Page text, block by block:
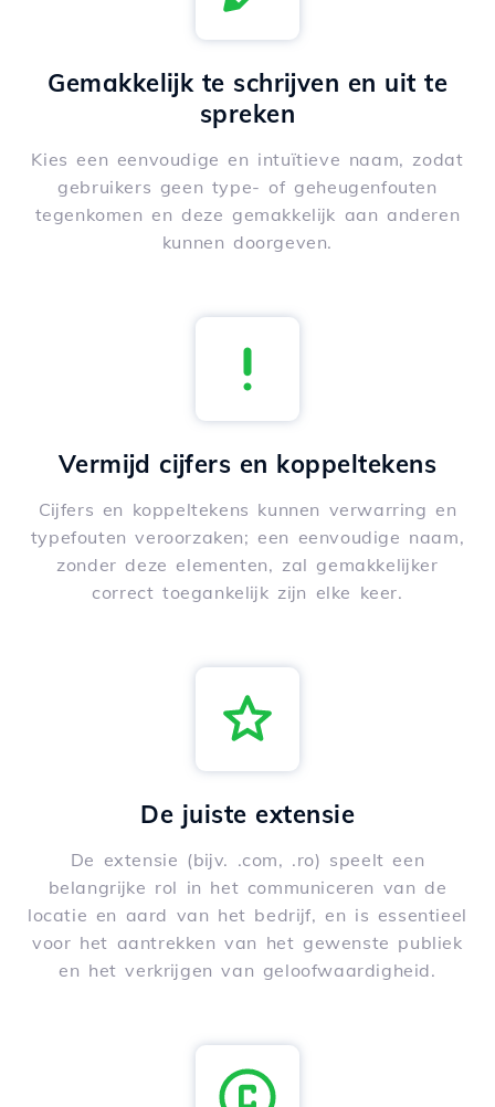
Gemakkelijk te schrijven en uit te
spreken
Kies een eenvoudige en intuïtieve naam, zodat
gebruikers geen type- of geheugenfouten
tegenkomen en deze gemakkelijk aan anderen
kunnen doorgeven.
Vermijd cijfers en koppeltekens
Cijfers en koppeltekens kunnen verwarring en
typefouten veroorzaken; een eenvoudige naam,
zonder deze elementen, zal gemakkelijker
correct toegankelijk zijn elke keer.
De juiste extensie
De extensie (bijv. .com, .ro) speelt een
belangrijke rol in het communiceren van de
locatie en aard van het bedrijf, en is essentieel
voor het aantrekken van het gewenste publiek
en het verkrijgen van geloofwaardigheid.